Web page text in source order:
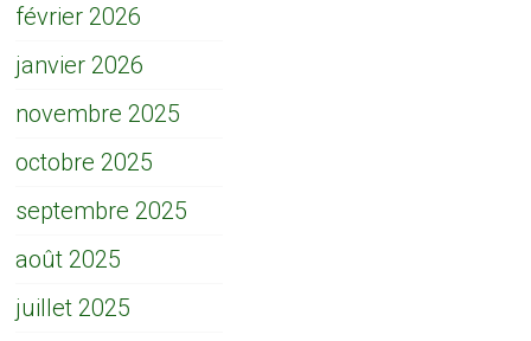
février 2026
janvier 2026
novembre 2025
octobre 2025
septembre 2025
août 2025
juillet 2025